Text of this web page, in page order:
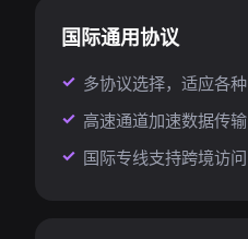
国际通用协议
多协议选择，适应各
高速通道加速数据传输
国际专线支持跨境访问